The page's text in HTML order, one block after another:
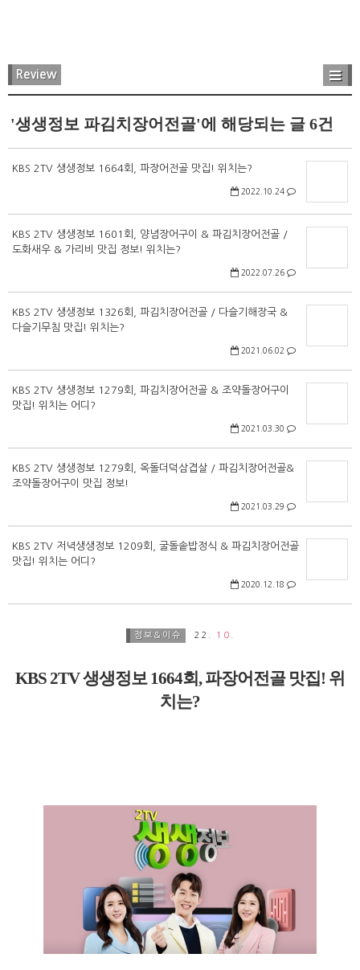
Review
'생생정보 파김치장어전골'에 해당되는 글 6건
KBS 2TV 생생정보 1664회, 파장어전골 맛집! 위치는?
2022.10.24
KBS 2TV 생생정보 1601회, 양념장어구이 & 파김치장어전골 /
도화새우 & 가리비 맛집 정보! 위치는?
2022.07.26
KBS 2TV 생생정보 1326회, 파김치장어전골 / 다슬기해장국 &
다슬기무침 맛집! 위치는?
2021.06.02
KBS 2TV 생생정보 1279회, 파김치장어전골 & 조약돌장어구이
맛집! 위치는 어디?
2021.03.30
KBS 2TV 생생정보 1279회, 옥돌더덕삼겹살 / 파김치장어전골&
조약돌장어구이 맛집 정보!
2021.03.29
KBS 2TV 저녁생생정보 1209회, 굴돌솥밥정식 & 파김치장어전골
맛집! 위치는 어디?
2020.12.18
정보&이슈 22. 10.
KBS 2TV 생생정보 1664회, 파장어전골 맛집! 위
치는?